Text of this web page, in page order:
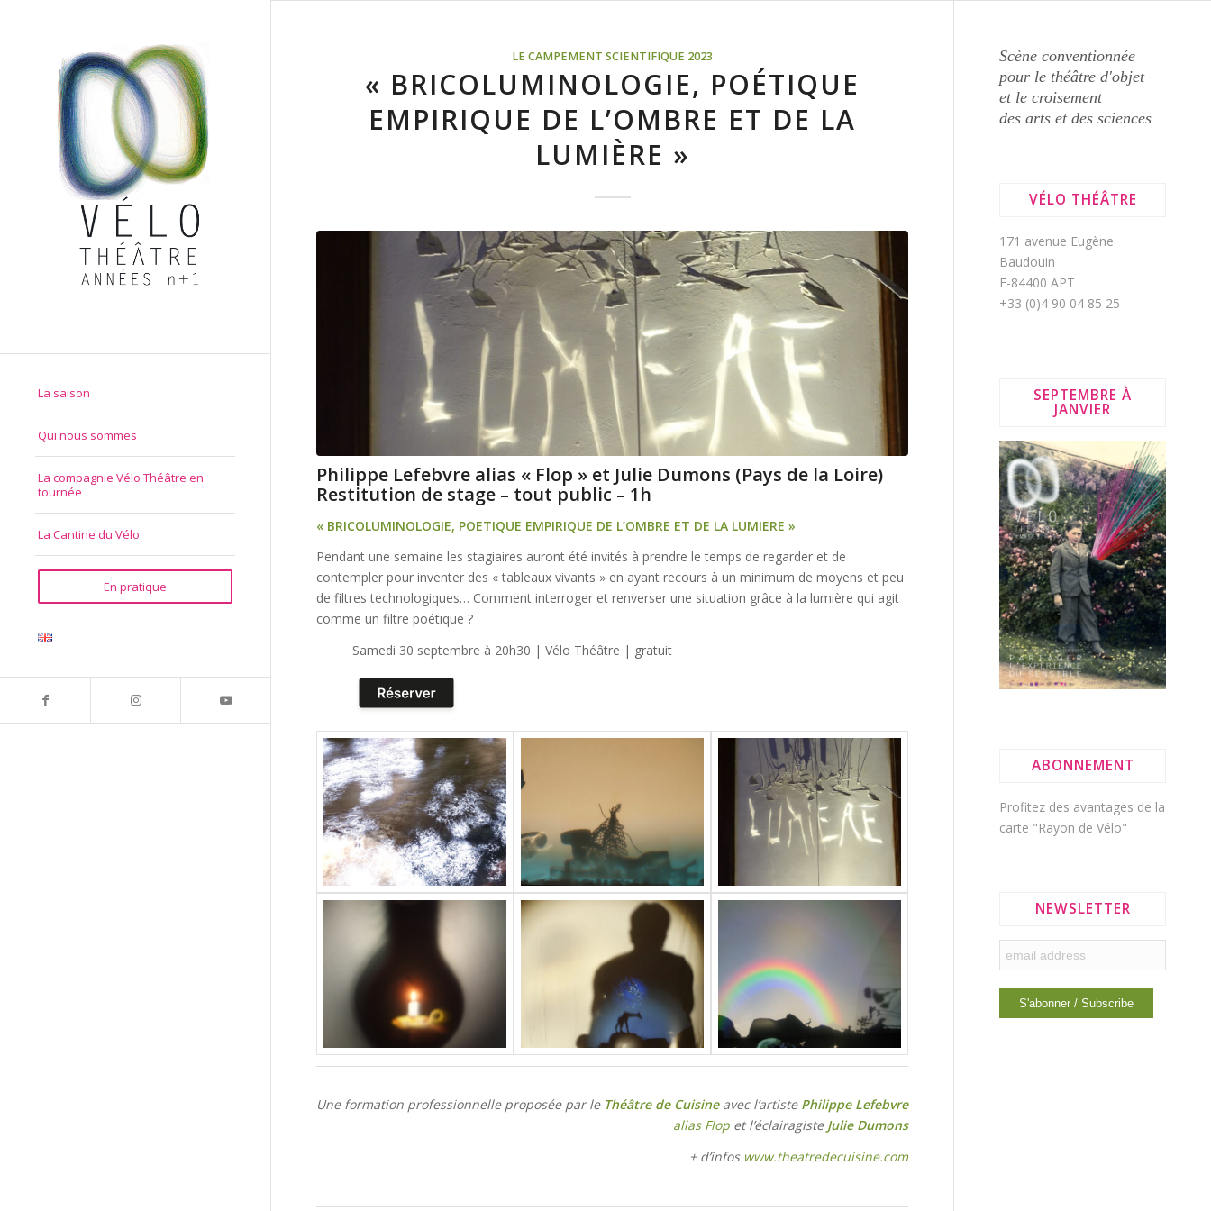
La saison
Qui nous sommes
La compagnie Vélo Théâtre en
tournée
La Cantine du Vélo
En pratique
LE CAMPEMENT SCIENTIFIQUE 2023
« BRICOLUMINOLOGIE, POÉTIQUE
EMPIRIQUE DE L’OMBRE ET DE LA
LUMIÈRE »
Philippe Lefebvre alias « Flop » et Julie Dumons (Pays de la Loire)
Restitution de stage – tout public – 1h
« BRICOLUMINOLOGIE, POETIQUE EMPIRIQUE DE L’OMBRE ET DE LA LUMIERE »
Pendant une semaine les stagiaires auront été invités à prendre le temps de regarder et de
contempler pour inventer des « tableaux vivants » en ayant recours à un minimum de moyens et peu
de filtres technologiques… Comment interroger et renverser une situation grâce à la lumière qui agit
comme un filtre poétique ?
Samedi 30 septembre à 20h30 | Vélo Théâtre | gratuit
Une formation professionnelle proposée par le Théâtre de Cuisine avec l’artiste Philippe Lefebvre
alias Flop et l’éclairagiste Julie Dumons
+ d’infos www.theatredecuisine.com
Scène conventionnée
pour le théâtre d'objet
et le croisement
des arts et des sciences
VÉLO THÉÂTRE
171 avenue Eugène
Baudouin
F-84400 APT
+33 (0)4 90 04 85 25
SEPTEMBRE À
JANVIER
ABONNEMENT
Profitez des avantages de la
carte "Rayon de Vélo"
NEWSLETTER